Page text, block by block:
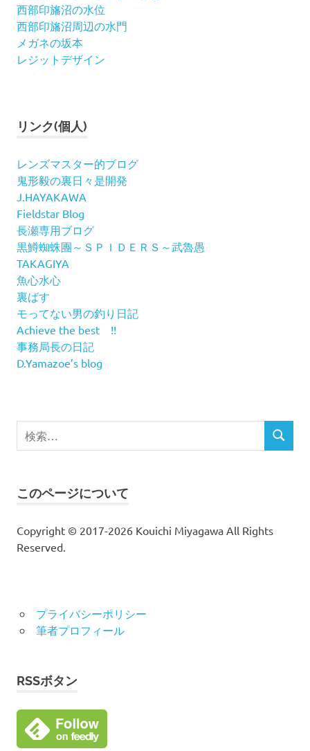
西部印旛沼の水位
西部印旛沼周辺の水門
メガネの坂本
レジットデザイン
リンク(個人)
レンズマスター的ブログ
鬼形毅の裏日々是開発
J.HAYAKAWA
Fieldstar Blog
長瀬専用ブログ
黒鱒蜘蛛團～ＳＰＩＤＥＲＳ～武魯愚
TAKAGIYA
魚心水心
裏ばす
モってない男の釣り日記
Achieve the best !!
事務局長の日記
D.Yamazoe’s blog
検
索
検
このページについて
Copyright © 2017-2026 Kouichi Miyagawa All Rights
Reserved.
プライバシーポリシー
筆者プロフィール
RSSボタン